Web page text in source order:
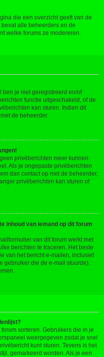
die een overzicht geeft van de
alle beheerders en de
welke forums ze modereren.
ben je niet geregistreerd en/of
functie uitgeschakeld, of de
kan sturen. Indien dit
de beheerder.
privéberichten meer kunnen
Als je ongepaste privéberichten
dan contact op met de beheerder,
privéberichten kan sturen of
inhoud van iemand op dit forum
van dit forum werkt met
berichten te traceren. Het beste
van het bericht e-mailen, inclusief
gebruiker die de e-mail stuurde).
sorteren. Gebruikers die in je
weergegeven zodat je snel
kunt sturen. Tevens is het
gemarkeerd worden. Als je een